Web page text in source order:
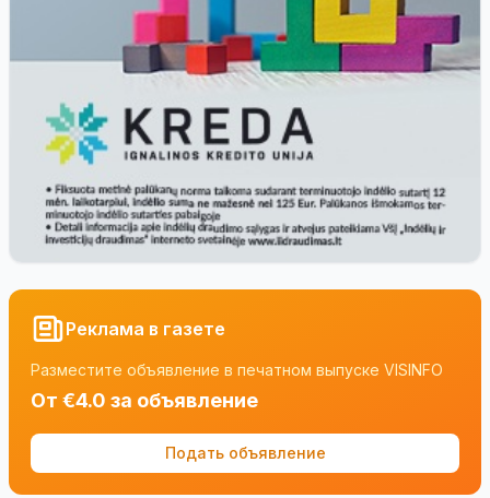
Реклама в газете
Разместите объявление в печатном выпуске VISINFO
От €4.0 за объявление
Подать объявление